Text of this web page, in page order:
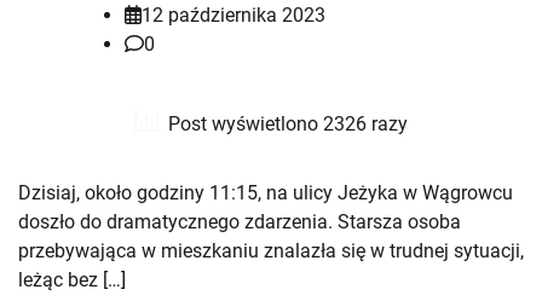
12 października 2023
0
Post wyświetlono 2326 razy
Dzisiaj, około godziny 11:15, na ulicy Jeżyka w Wągrowcu
doszło do dramatycznego zdarzenia. Starsza osoba
przebywająca w mieszkaniu znalazła się w trudnej sytuacji,
leżąc bez […]